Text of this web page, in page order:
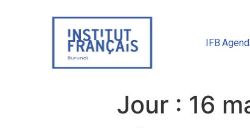
IFB
Jour : 16